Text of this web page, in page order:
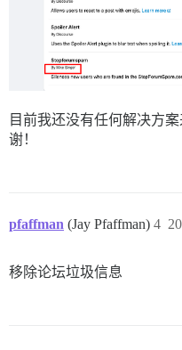
目前我还没有任何解决方
谢！
pfaffman (Jay Pfaffman) 4
移除论坛垃圾信息